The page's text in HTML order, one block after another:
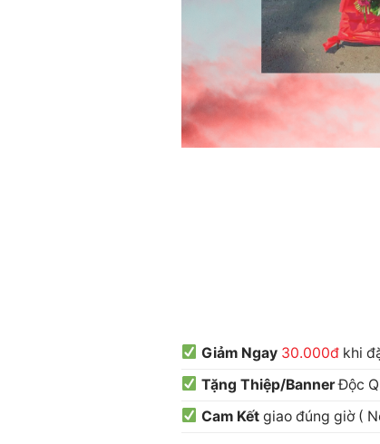
Giảm Ngay 30.000đkhi
Tặng Thiệp/BannerĐộc
Cam Kếtgiao đúng giờ (